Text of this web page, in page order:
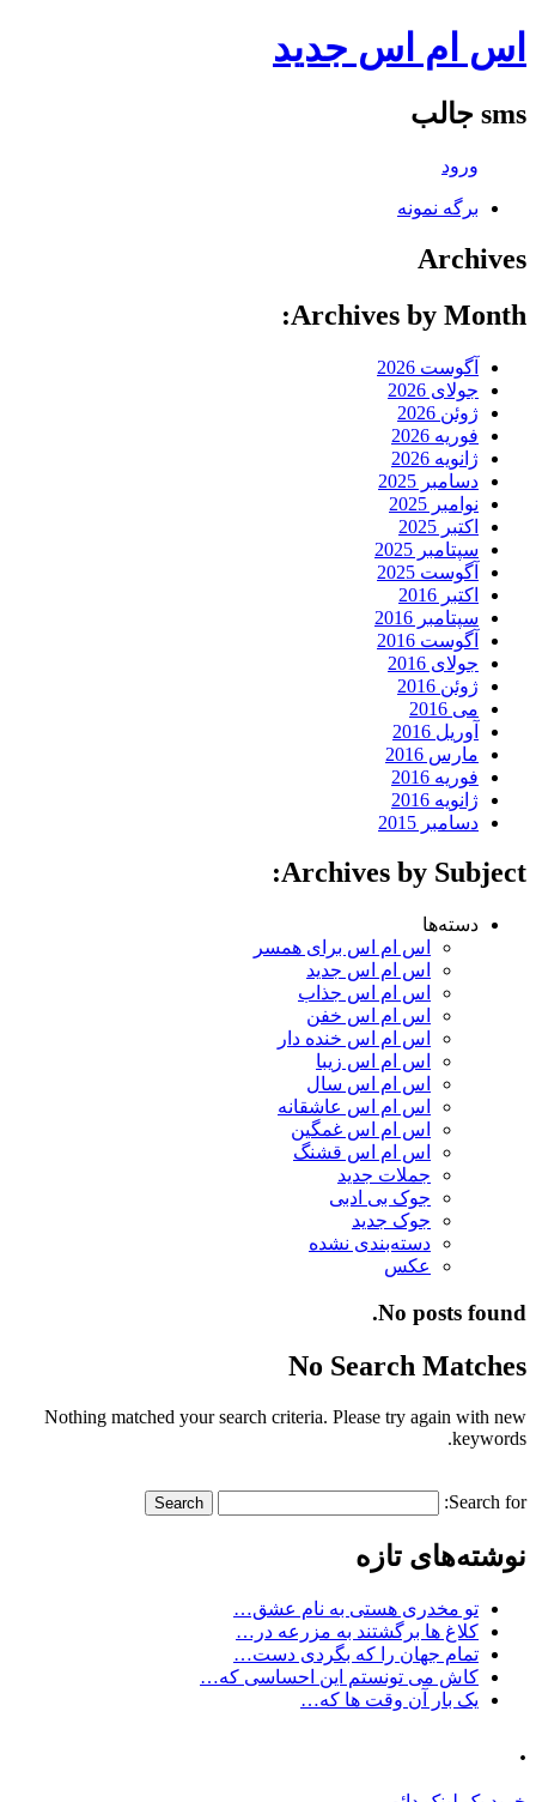
اس ام اس جدید
sms جالب
ورود
برگه نمونه
Archives
Archives by Month:
آگوست 2026
جولای 2026
ژوئن 2026
فوریه 2026
ژانویه 2026
دسامبر 2025
نوامبر 2025
اکتبر 2025
سپتامبر 2025
آگوست 2025
اکتبر 2016
سپتامبر 2016
آگوست 2016
جولای 2016
ژوئن 2016
می 2016
آوریل 2016
مارس 2016
فوریه 2016
ژانویه 2016
دسامبر 2015
Archives by Subject:
دسته‌ها
اس ام اس برای همسر
اس ام اس جدید
اس ام اس جذاب
اس ام اس خفن
اس ام اس خنده دار
اس ام اس زیبا
اس ام اس سال
اس ام اس عاشقانه
اس ام اس غمگین
اس ام اس قشنگ
جملات جدید
جوک بی ادبی
جوک جدید
دسته‌بندی نشده
عکس
No posts found.
No Search Matches
Nothing matched your search criteria. Please try again with new
keywords.
Search for:
نوشته‌های تازه
تو مخدری هستی به نام عشق…
کلاغ ها برگشتند به مزرعه در…
تمام جهان را که بگردی دست…
کاش می تونستم این احساسی که…
یک بار آن وقت ها که…
.